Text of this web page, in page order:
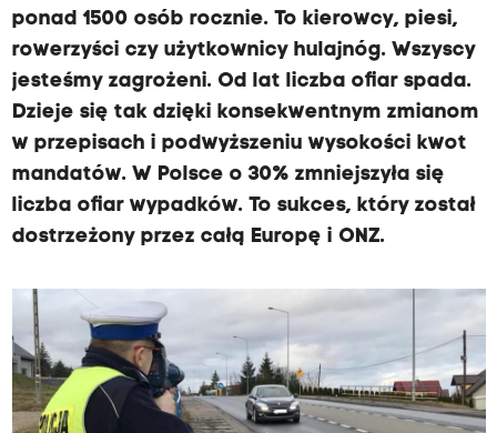
ponad 1500 osób rocznie. To kierowcy, piesi,
rowerzyści czy użytkownicy hulajnóg. Wszyscy
jesteśmy zagrożeni. Od lat liczba ofiar spada.
Dzieje się tak dzięki konsekwentnym zmianom
w przepisach i podwyższeniu wysokości kwot
mandatów. W Polsce o 30% zmniejszyła się
liczba ofiar wypadków. To sukces, który został
dostrzeżony przez całą Europę i ONZ.